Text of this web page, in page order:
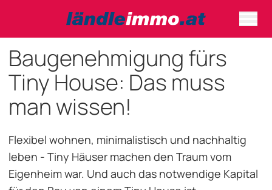
Baugenehmigung fürs
Tiny House: Das muss
man wissen!
Flexibel wohnen, minimalistisch und nachhaltig
leben - Tiny Häuser machen den Traum vom
Eigenheim war. Und auch das notwendige Kapital